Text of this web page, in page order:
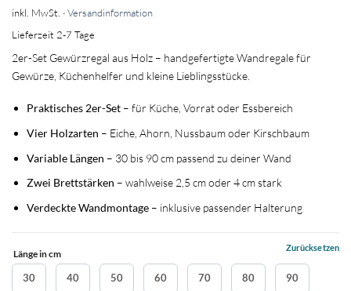
basierend
Kundenbewertungen
inkl. MwSt. ·Versandinformation
Lieferzeit 2-7 Tage
2er-Set Gewürzregal aus Holz – handgefertigte Wandregale für
Gewürze, Küchenhelfer und kleine Lieblingsstücke.
Praktisches 2er-Set– für Küche, Vorrat oder Essbereich
Vier Holzarten – Eiche, Ahorn, Nussbaum oder Kirschbaum
Variable Längen – 30 bis 90 cm passend zu deiner Wand
Zwei Brettstärken – wahlweise 2,5 cm oder 4 cm stark
Verdeckte Wandmontage– inklusive passender Halterung
Länge in cm
30 40 50 60 70 80 90
Zurücksetzen